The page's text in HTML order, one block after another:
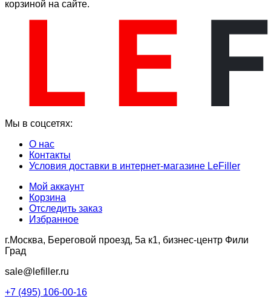
корзиной на сайте.
Мы в соцсетях:
О нас
Контакты
Условия доставки в интернет-магазине LeFiller
Мой аккаунт
Корзина
Отследить заказ
Избранное
г.Москва, Береговой проезд, 5а к1, бизнес-центр Фили
Град
sale@lefiller.ru
+7 (495) 106-00-16